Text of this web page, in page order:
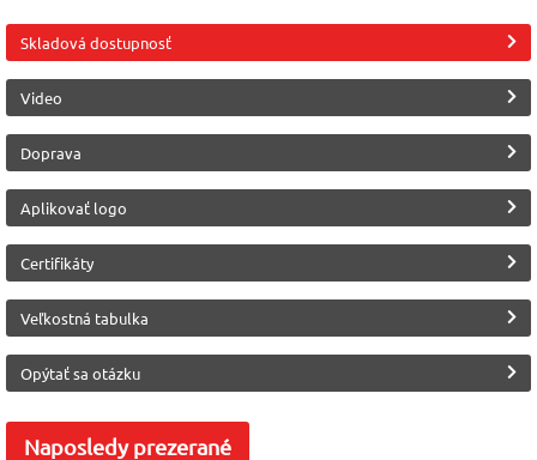
Materiál
Polyester 100%
Materiál
Softshell
Výrobca
Malfini (Adler)
Skladová dostupnosť
Video
Doprava
Aplikovať logo
Certifikáty
Veľkostná tabulka
Opýtať sa otázku
Naposledyprezerané